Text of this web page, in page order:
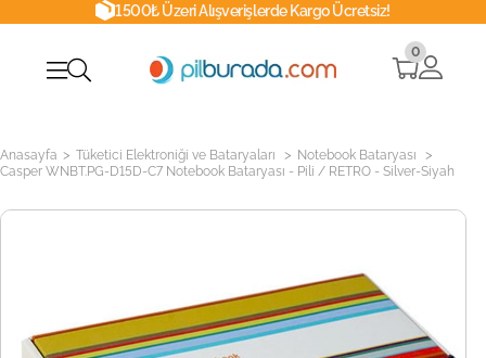
1500₺ Üzeri Alışverişlerde Kargo Ücretsiz!
0
Anasayfa > Tüketici Elektroniği ve Bataryaları > Notebook Bataryası >
Casper WNBT.PG-D15D-C7 Notebook Bataryası - Pili / RETRO - Silver-Siyah